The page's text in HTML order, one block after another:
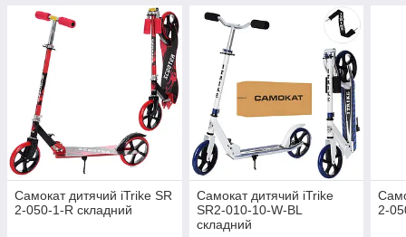
Самокат дитячий iTrike SR
2-050-1-R складний
Самокат дитячий iTrike
SR2-010-10-W-BL
складний
2-